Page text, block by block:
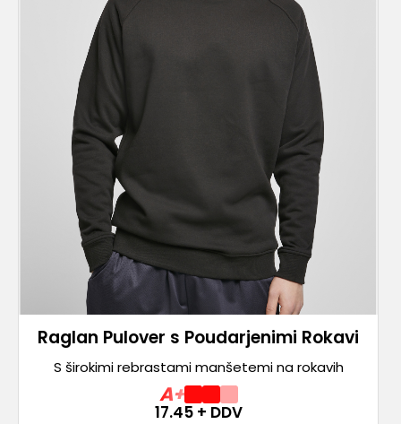
Raglan Pulover s Poudarjenimi Rokavi
S širokimi rebrastami manšetemi na rokavih
A+
17.45+ DDV